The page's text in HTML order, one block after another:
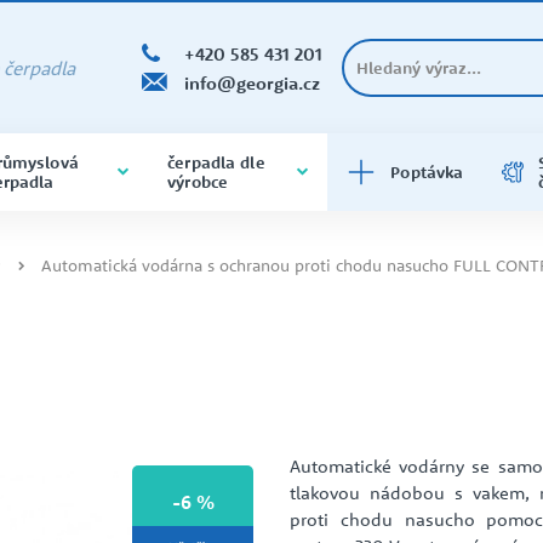
čerpadla
+420 585 431 201
info@georgia.cz
čerpadla do vrtu a do studny
DOMÁCÍ VODÁRNY
DOLY A HUTĚ
čerpadla dle
výrobce
BRINKMANN
Poptávka
Automatická vodárna s ochranou proti chodu nasucho FULL
-6 %
Automatické vodárny se
tlakovou nádobou s vakem,
proti chodu nasucho